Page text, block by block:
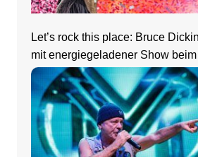
Let’s rock this place: Bruce
mit energiegeladener Show beim
Rhein-Neckar